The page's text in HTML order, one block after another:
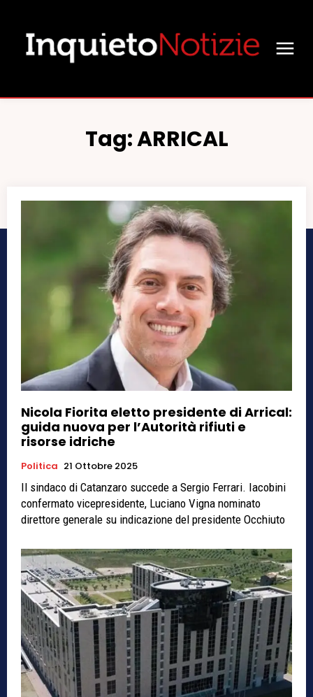
Tag:ARRICAL
Nicola Fiorita eletto presidente di Arrical:
guida nuova per l’Autorità rifiuti e
risorse idriche
Politica 21 Ottobre 2025
Il sindaco di Catanzaro succede a Sergio Ferrari. Iacobini
confermato vicepresidente, Luciano Vigna nominato
direttore generale su indicazione del presidente Occhiuto